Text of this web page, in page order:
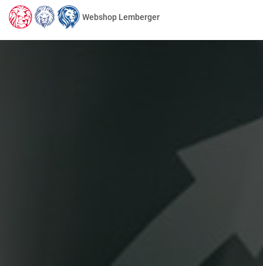
Webshop Lemberger